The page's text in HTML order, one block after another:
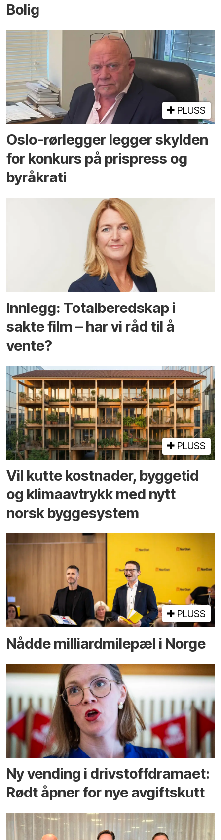
Bolig
PLUSS
Oslo-rørlegger legger skylden
for konkurs på prispress og
byråkrati
Innlegg: Totalberedskap i
sakte film – har vi råd til å
vente?
PLUSS
Vil kutte kostnader, byggetid
og klima­avtrykk med nytt
norsk bygge­system
PLUSS
Nådde milliard­­milepæl i Norge
Ny vending i drivstoffdramaet:
Rødt åpner for nye avgiftskutt